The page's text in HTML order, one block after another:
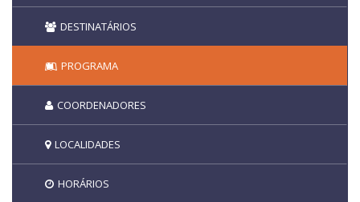
DESTINATÁRIOS
PROGRAMA
COORDENADORES
LOCALIDADES
HORÁRIOS